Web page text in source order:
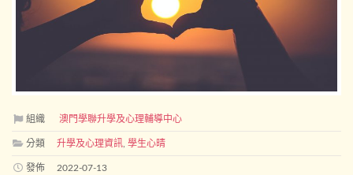
組織 澳門學聯升學及心理輔導中心
分類 升學及心理資訊 學生心晴
發佈 2022-07-13